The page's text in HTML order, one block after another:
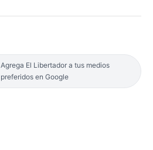
Agrega El Libertador a tus medios
preferidos en Google